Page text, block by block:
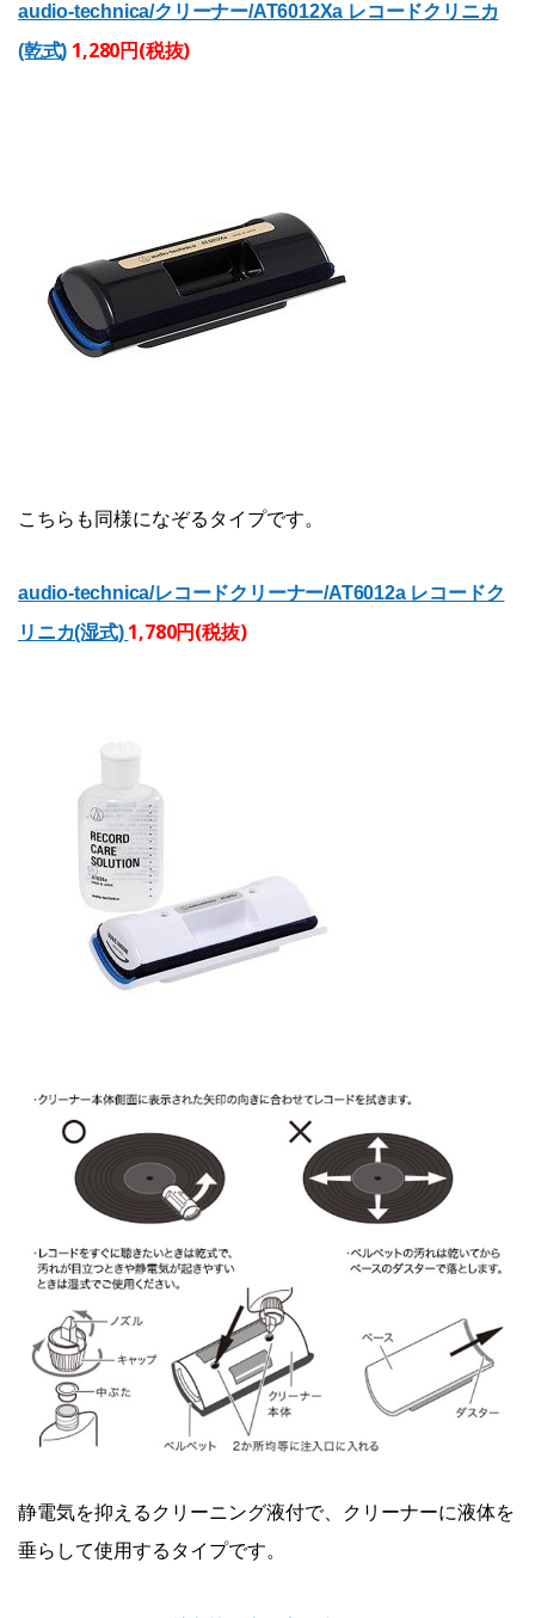
audio-technica/クリーナー/AT6012Xa レコードクリニカ
(乾式) 1,280円(税抜)
こちらも同様になぞるタイプです。
audio-technica/レコードクリーナー/AT6012a レコードク
リニカ(湿式) 1,780円(税抜)
静電気を抑えるクリーニング液付で、クリーナーに液体を
垂らして使用するタイプです。